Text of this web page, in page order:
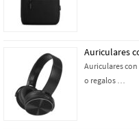
Auriculares
Auriculares
o regalos …